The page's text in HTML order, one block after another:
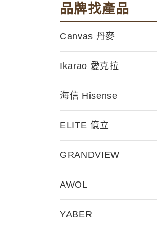
品牌找產品
Canvas 丹麥
Ikarao 愛克拉
海信 Hisense
ELITE 億立
GRANDVIEW
AWOL
YABER